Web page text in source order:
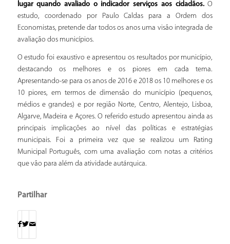
lugar quando avaliado o indicador serviços aos cidadãos.O
estudo, coordenado por Paulo Caldas para a Ordem dos
Economistas, pretende dar todos os anos uma visão integrada de
avaliação dos municípios.
O estudo foi exaustivo e apresentou os resultados por município,
destacando os melhores e os piores em cada tema.
Apresentando-se para os anos de 2016 e 2018 os 10 melhores e os
10 piores, em termos de dimensão do município (pequenos,
médios e grandes) e por região Norte, Centro, Alentejo, Lisboa,
Algarve, Madeira e Açores. O referido estudo apresentou ainda as
principais implicações ao nível das políticas e estratégias
municipais. Foi a primeira vez que se realizou um Rating
Municipal Português, com uma avaliação com notas a critérios
que vão para além da atividade autárquica.
Partilhar